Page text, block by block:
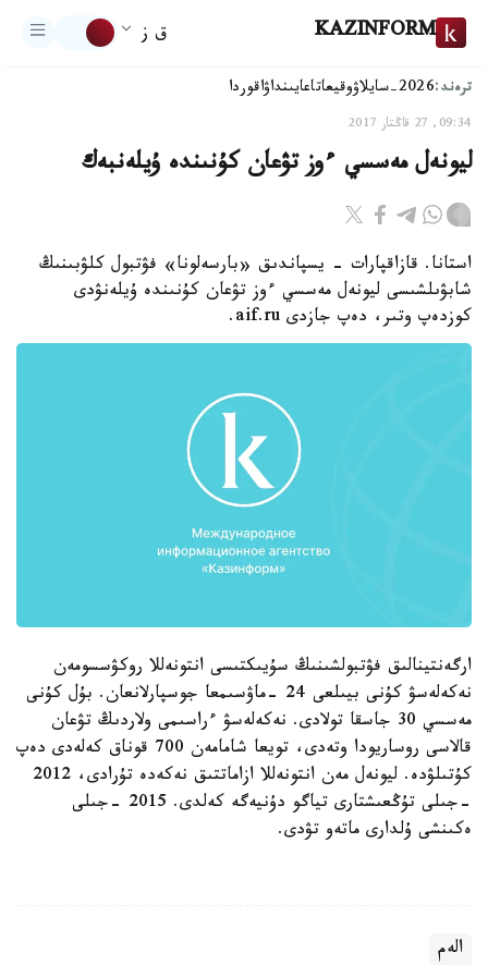
KAZINFORM ق ز
ترەند:2026-سايلاۋ وقيعاتاعايىنداۋاقوردا
09:34, 27 قاڭتار 2017
ليونەل مەسسي ءوز تۋعان كۇنىندە ۇيلەنبەك
استانا. قازاقپارات - يسپاندىق «بارسەلونا» فۋتبول كلۋبىنىڭ
شابۋىلشىسى ليونەل مەسسي ءوز تۋعان كۇنىندە ۇيلەنۋدى
كوزدەپ وتىر، دەپ جازدى aif.ru.
ارگەنتينالىق فۋتبولشىنىڭ سۇيىكتىسى انتونەللا روكۋسسومەن
نەكەلەسۋ كۇنى بيىلعى 24 -ماۋسىمعا جوسپارلانعان. بۇل كۇنى
مەسسي 30 جاسقا تولادى. نەكەلەسۋ ءراسىمى ولاردىڭ تۋعان
قالاسى روساريودا وتەدى، تويعا شامامەن 700 قوناق كەلەدى دەپ
كۇتىلۋدە. ليونەل مەن انتونەللا ازاماتتىق نەكەدە تۇرادى، 2012
-جىلى تۇڭعىشتارى تياگو دۇنيەگە كەلدى. 2015 -جىلى
ەكىنشى ۇلدارى ماتەو تۋدى.
الەم